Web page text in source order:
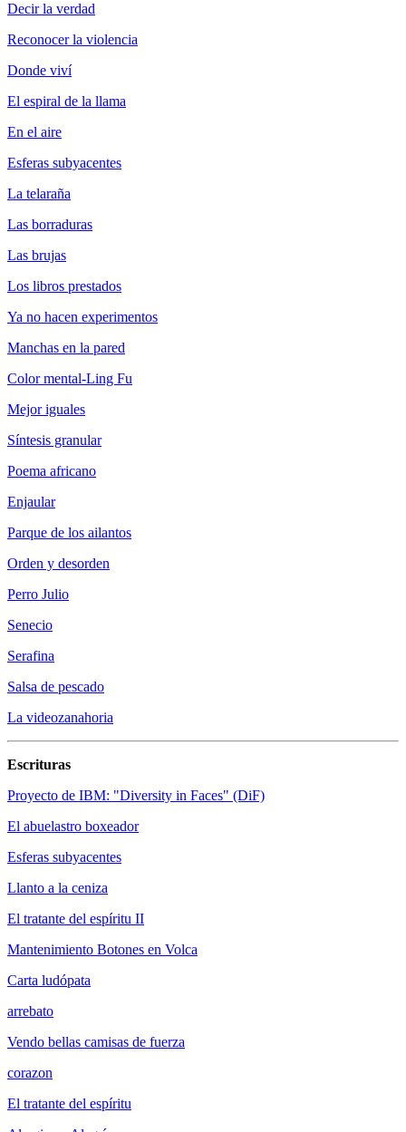
Decir la verdad
Reconocer la violencia
Donde viví
El espiral de la llama
En el aire
Esferas subyacentes
La telaraña
Las borraduras
Las brujas
Los libros prestados
Ya no hacen experimentos
Manchas en la pared
Color mental-Ling Fu
Mejor iguales
Síntesis granular
Poema africano
Enjaular
Parque de los ailantos
Orden y desorden
Perro Julio
Senecio
Serafina
Salsa de pescado
La videozanahoria
Escrituras
Proyecto de IBM: "Diversity in Faces" (DiF)
El abuelastro boxeador
Esferas subyacentes
Llanto a la ceniza
El tratante del espíritu II
Mantenimiento Botones en Volca
Carta ludópata
arrebato
Vendo bellas camisas de fuerza
corazon
El tratante del espíritu